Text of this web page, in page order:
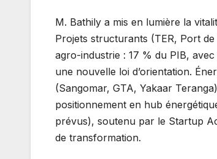
​M. Bathily a mis en lumière la
Projets structurants (TER, Port
agro-industrie : 17 % du PIB,
une nouvelle loi d’orientation.
(Sangomar, GTA, Yakaar
positionnement en hub
prévus), soutenu par le Startup
de transformation.